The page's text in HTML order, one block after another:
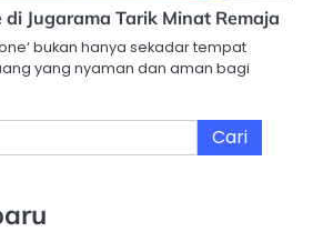
di Jugarama Tarik Minat Remaja
bukan hanya sekadar tempat
yang nyaman dan aman bagi